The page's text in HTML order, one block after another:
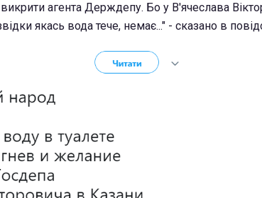
агента Держдепу. Бо у В'ячеслава
якась вода тече, немає..." - сказано в